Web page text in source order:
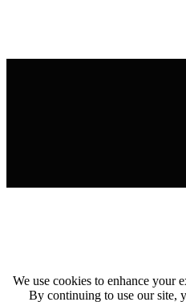
We use cookies to enhance your
By continuing to use our site,